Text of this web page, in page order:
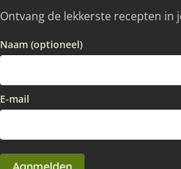
Ontvang de lekkerste recepten in
Naam (optioneel)
E-mail
Aanmelden